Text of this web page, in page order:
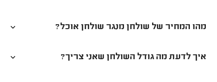
מהו המחיר של שולחן מנגר שולחן אוכל?
איך לדעת מה גודל השולחן שאני צריך?